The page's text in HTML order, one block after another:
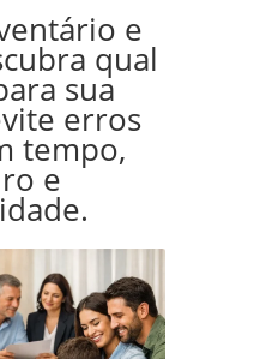
e
qual
sua
erros
tempo,
e